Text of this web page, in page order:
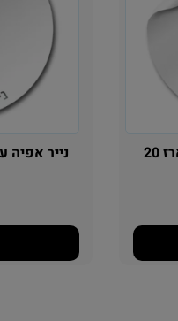
נייר אפיה עגול קוטר 20 מארז 20